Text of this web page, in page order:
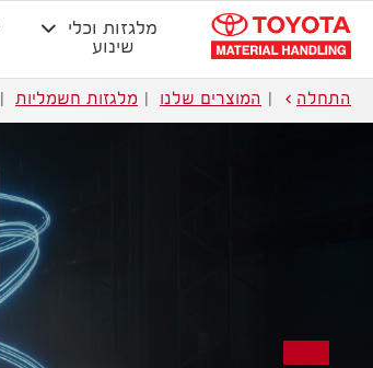
מלגזות וכלי
שינוע
התחלה המוצרים שלנו מלגזות חשמליות